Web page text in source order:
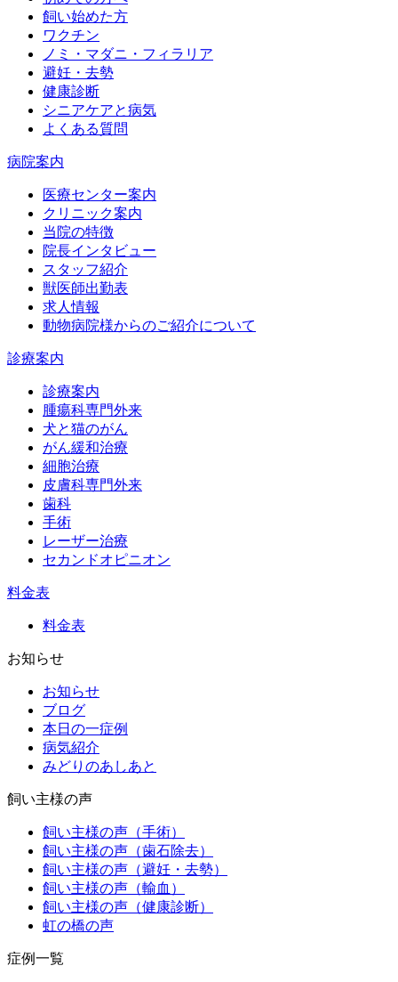
飼い始めた方
ワクチン
ノミ・マダニ・フィラリア
避妊・去勢
健康診断
シニアケアと病気
よくある質問
病院案内
医療センター案内
クリニック案内
当院の特徴
院長インタビュー
スタッフ紹介
獣医師出勤表
求人情報
動物病院様からのご紹介について
診療案内
診療案内
腫瘍科専門外来
犬と猫のがん
がん緩和治療
細胞治療
皮膚科専門外来
歯科
手術
レーザー治療
セカンドオピニオン
料金表
料金表
お知らせ
お知らせ
ブログ
本日の一症例
病気紹介
みどりのあしあと
飼い主様の声
飼い主様の声（手術）
飼い主様の声（歯石除去）
飼い主様の声（避妊・去勢）
飼い主様の声（輸血）
飼い主様の声（健康診断）
虹の橋の声
症例一覧